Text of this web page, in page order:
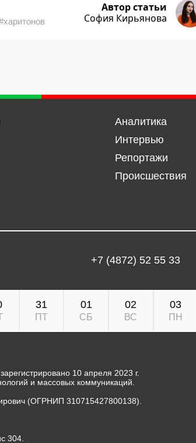
Автор статьи
София Кирьянова
Аналитика
Интервью
Репортажи
Происшествия
+7 (4872) 52 55 33
31
ПТ
01
СБ
02
ВС
03
ПН
10 апреля 2023 г.
и массовых коммуникаций.
(ОГРНИП 310715427800138).
304.